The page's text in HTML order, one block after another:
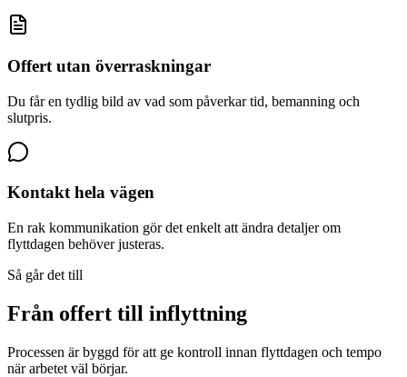
Offert utan överraskningar
Du får en tydlig bild av vad som påverkar tid, bemanning och
slutpris.
Kontakt hela vägen
En rak kommunikation gör det enkelt att ändra detaljer om
flyttdagen behöver justeras.
Så går det till
Från offert till inflyttning
Processen är byggd för att ge kontroll innan flyttdagen och tempo
när arbetet väl börjar.